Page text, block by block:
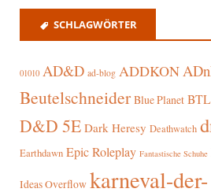
SCHLAGWÖRTER
01010 AD&D ad-blog ADDKON
Beutelschneider Blue Planet BTL
D&D 5E Dark Heresy Deathwatch
Earthdawn Epic Roleplay Fantastische Schuhe
Ideas Overflow karneval-der-